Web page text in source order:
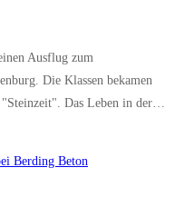
Ausflug zum
Die Klassen bekamen
Das Leben in der…